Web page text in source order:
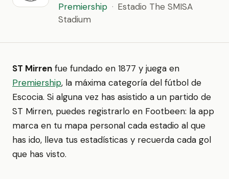
Premiership · Estadio The SMISA
Stadium
ST Mirren fue fundado en 1877 y juega en
Premiership, la máxima categoría del fútbol de
Escocia. Si alguna vez has asistido a un partido de
ST Mirren, puedes registrarlo en Footbeen: la app
marca en tu mapa personal cada estadio al que
has ido, lleva tus estadísticas y recuerda cada gol
que has visto.